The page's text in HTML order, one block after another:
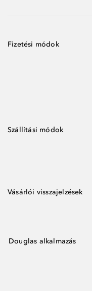
Fizetési módok
Szállítási módok
Vásárlói visszajelzések
Douglas alkalmazás